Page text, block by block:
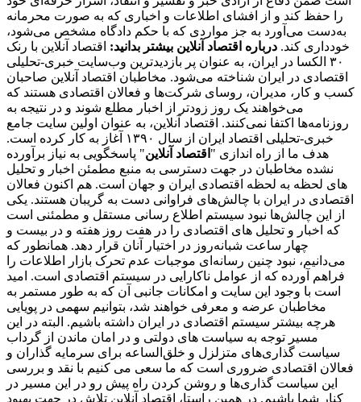
را حفظ کند و از افشای اطلاعات و اخباری که به صورت محرمانه
به‌دست می‌آورد به جز مواردی که با حکم دادگاه مشخص می‌شود،
خودداری کند. درباره اقتصاد آنلاین بیشتر بدانید: اقتصاد آنلاین با رنک
۳۰ الکسا در ایران، به عنوان پر بازدیدترین وب‌سایت خبری-تحلیلی
اقتصادی در ایران شناخته می‌شود. مخاطبان اقتصاد آنلاین صاحبان
کسب و کار، مدیران، روسای شرکت‌ها و فعالان اقتصادی هستند که
می‌خواهند یک روز زودتر از اخبار مطلع شوند و در نتیجه به
روزنامه‌ها اکتفا نمی‌کنند. اقتصاد آنلاین، به عنوان اولین سایت جامع
خبری-تحلیلی اقتصاد ایران از سال ۱۳۹۰ آغاز به کار کرده است.
هدف ما از راه اندازی " اقتصاد آنلاین" پاسخگویی به نیاز برآورده
نشده مخاطبان در جهت دسترسی به منبع مطمئن اخبار و تحلیل
های لحظه به لحظه اقتصادی ایران و جهان است. هم اکنون فعالان
اقتصادی در ایران با چالش‌های فراوانی دست به گریبان هستند. یکی
از این چالش‌ها نبود سیستم اطلاع رسانی مستقل و مطمئنی است
که اخبار و تحلیل های اقتصادی را در هفت روز هفته و در بیست و
چهار ساعت شبانه‌روز در اختیار آنان قرار دهد. همانطور که
می‌دانیم، نبود چنین رسانه‌ای موجبات عدم تحرک بازار اطلاعات را
فراهم آورده که از عوامل ناکارایی در سیستم اقتصادی است. امید
است با وجود این سایت و امکانات جانبی آن که به طور مستمر به
مخاطبان عرضه و معرفی خواهند شد، بتوانیم سهمی در پویایی
هرچه بیشتر سیستم اقتصادی در ایران داشته باشیم. البته در این
مسیر توجه به سیاست های دولتی و در امان ماندن از گرداب
سیاست گذاری‌های متزلزل و خلق‌الساعه برای سرمایه گذاران و
فعالان اقتصادی ضروری است که ما سعی می کنیم با نقد و بررسی
این سیاست گذاری‌ها و روشن کردن راه پیش رو در این مسیر در
کنار شما باشیم. در همین راستا، اقتصاد آنلاین تلاش در جهت بهبود